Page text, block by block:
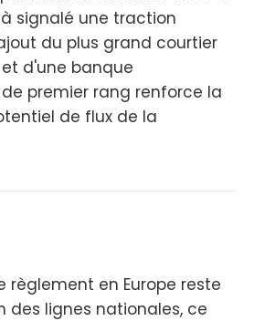
signalé une traction
du plus grand courtier
d'une banque
premier rang renforce la
de flux de la
règlement en Europe reste
des lignes nationales, ce